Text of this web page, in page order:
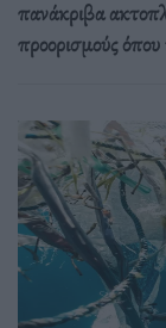
πανάκριβα
προορισμούς